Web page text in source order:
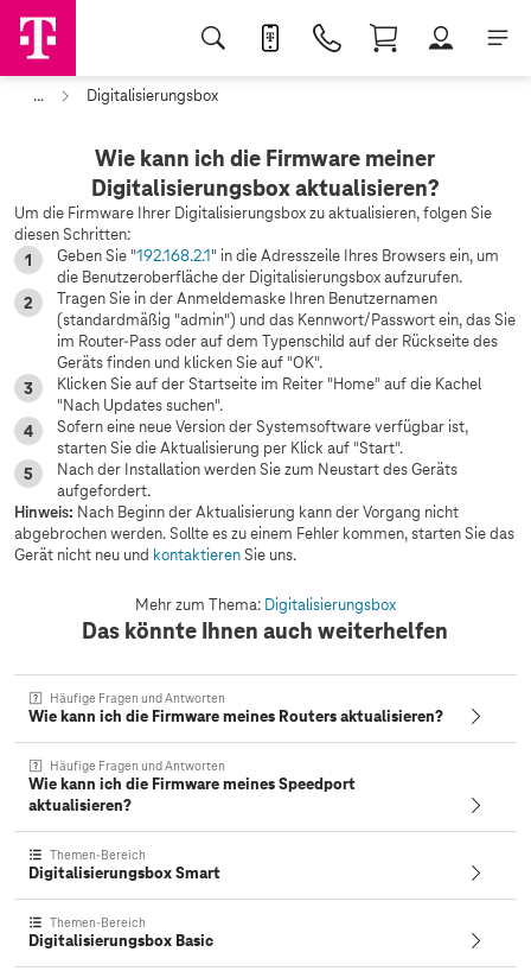
... Digitalisierungsbox
Wie kann ich die Firmware meiner
Digitalisierungsbox aktualisieren?
Um die Firmware Ihrer Digitalisierungsbox zu aktualisieren, folgen Sie
diesen Schritten:
Geben Sie "192.168.2.1" in die Adresszeile Ihres Browsers ein, um
die Benutzeroberfläche der Digitalisierungsbox aufzurufen.
Tragen Sie in der Anmeldemaske Ihren Benutzernamen
(standardmäßig "admin") und das Kennwort/Passwort ein, das Sie
im Router-Pass oder auf dem Typenschild auf der Rückseite des
Geräts finden und klicken Sie auf "OK".
Klicken Sie auf der Startseite im Reiter "Home" auf die Kachel
"Nach Updates suchen".
Sofern eine neue Version der Systemsoftware verfügbar ist,
starten Sie die Aktualisierung per Klick auf "Start".
Nach der Installation werden Sie zum Neustart des Geräts
aufgefordert.
Hinweis: Nach Beginn der Aktualisierung kann der Vorgang nicht
abgebrochen werden. Sollte es zu einem Fehler kommen, starten Sie das
Gerät nicht neu und kontaktierenSie uns.
Mehr zum Thema: Digitalisierungsbox
Das könnte Ihnen auch weiterhelfen
Häufige Fragen und Antworten
Wie kann ich die Firmware meines Routers aktualisieren?
Häufige Fragen und Antworten
Wie kann ich die Firmware meines Speedport
aktualisieren?
Themen-Bereich
Digitalisierungsbox Smart
Themen-Bereich
Digitalisierungsbox Basic